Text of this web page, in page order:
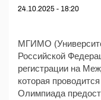
24.10.2025 - 18:20
МГИМО
Российской
регистрации на
которая
Олимпиада